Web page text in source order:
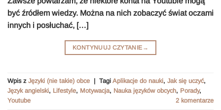
być źródłem wiedzy. Można na nich zobaczyć świat oczami
innych i posłuchać, […]
KONTYNUUJ CZYTANIE →
Wpis z Języki (nie takie) obce | Tagi Aplikacje do nauki, Jak się uczyć,
Język angielski, Lifestyle, Motywacja, Nauka języków obcych, Porady,
Youtube
2 komentarze